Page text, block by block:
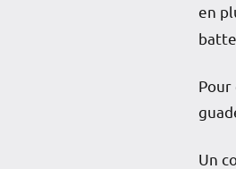
en
Pour
Un